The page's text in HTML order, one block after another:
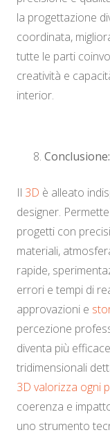
la progettazione
coordinata,
tutte le parti
creatività e
interior.
Il 3D è alleato
designer.
progetti con
materiali,
rapide,
errori e tempi di
approvazioni e
percezione
diventa più
tridimensionali
3D valorizza ogni
coerenza e
uno strumento